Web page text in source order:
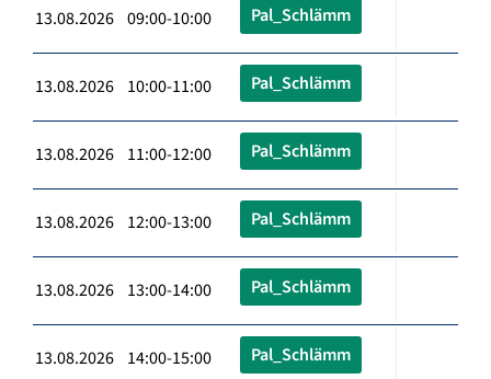
13.08.2026 09:00-10:00 Pal_Schlämm
13.08.2026 10:00-11:00 Pal_Schlämm
13.08.2026 11:00-12:00 Pal_Schlämm
13.08.2026 12:00-13:00 Pal_Schlämm
13.08.2026 13:00-14:00 Pal_Schlämm
13.08.2026 14:00-15:00 Pal_Schlämm